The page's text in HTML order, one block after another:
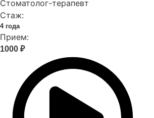
Стоматолог-терапевт
Стаж:
4 года
Прием:
1000 ₽